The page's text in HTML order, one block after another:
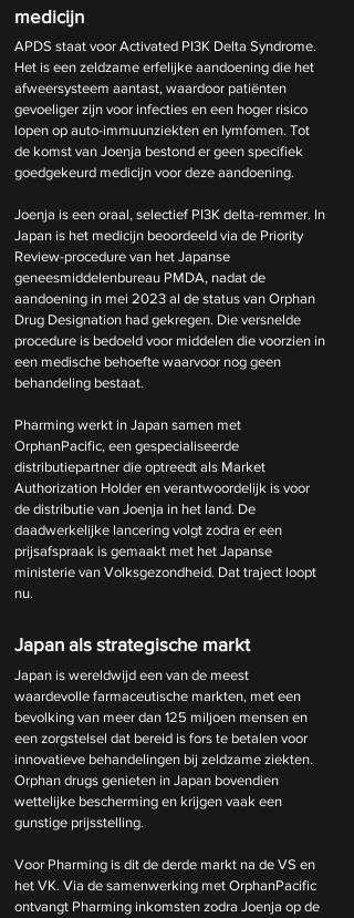
medicijn
APDS staat voor Activated PI3K Delta Syndrome.
Het is een zeldzame erfelijke aandoening die het
afweersysteem aantast, waardoor patiënten
gevoeliger zijn voor infecties en een hoger risico
lopen op auto-immuunziekten en lymfomen. Tot
de komst van Joenja bestond er geen specifiek
goedgekeurd medicijn voor deze aandoening.
Joenja is een oraal, selectief PI3K delta-remmer. In
Japan is het medicijn beoordeeld via de Priority
Review-procedure van het Japanse
geneesmiddelenbureau PMDA, nadat de
aandoening in mei 2023 al de status van Orphan
Drug Designation had gekregen. Die versnelde
procedure is bedoeld voor middelen die voorzien in
een medische behoefte waarvoor nog geen
behandeling bestaat.
Pharming werkt in Japan samen met
OrphanPacific, een gespecialiseerde
distributiepartner die optreedt als Market
Authorization Holder en verantwoordelijk is voor
de distributie van Joenja in het land. De
daadwerkelijke lancering volgt zodra er een
prijsafspraak is gemaakt met het Japanse
ministerie van Volksgezondheid. Dat traject loopt
nu.
Japan als strategische markt
Japan is wereldwijd een van de meest
waardevolle farmaceutische markten, met een
bevolking van meer dan 125 miljoen mensen en
een zorgstelsel dat bereid is fors te betalen voor
innovatieve behandelingen bij zeldzame ziekten.
Orphan drugs genieten in Japan bovendien
wettelijke bescherming en krijgen vaak een
gunstige prijsstelling.
Voor Pharming is dit de derde markt na de VS en
het VK. Via de samenwerking met OrphanPacific
ontvangt Pharming inkomsten zodra Joenja op de